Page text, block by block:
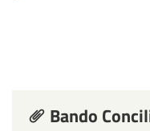
Bando